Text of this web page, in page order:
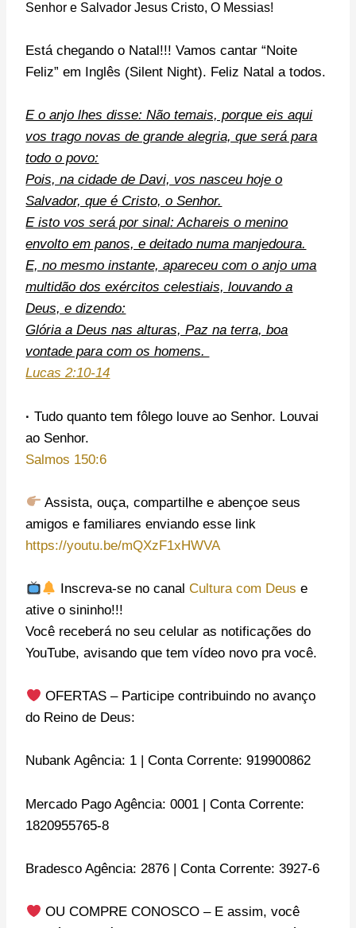
Senhor e Salvador Jesus Cristo, O Messias!
Está chegando o Natal!!! Vamos cantar “Noite
Feliz” em Inglês (Silent Night). Feliz Natal a todos.
E o anjo lhes disse: Não temais, porque eis aqui
vos trago novas de grande alegria, que será para
todo o povo:
Pois, na cidade de Davi, vos nasceu hoje o
Salvador, que é Cristo, o Senhor.
E isto vos será por sinal: Achareis o menino
envolto em panos, e deitado numa manjedoura.
E, no mesmo instante, apareceu com o anjo uma
multidão dos exércitos celestiais, louvando a
Deus, e dizendo:
Glória a Deus nas alturas, Paz na terra, boa
vontade para com os homens.
Lucas 2:10-14
· Tudo quanto tem fôlego louve ao Senhor. Louvai
ao Senhor.
Salmos 150:6
Assista, ouça, compartilhe e abençoe seus
amigos e familiares enviando esse link
https://youtu.be/mQXzF1xHWVA
Inscreva-se no canalCultura com Deus e
ative o sininho!!!
Você receberá no seu celular as notificações do
YouTube, avisando que tem vídeo novo pra você.
OFERTAS – Participe contribuindo no avanço
do Reino de Deus:
Nubank Agência: 1 | Conta Corrente: 919900862
Mercado Pago Agência: 0001 | Conta Corrente:
1820955765-8
Bradesco Agência: 2876 | Conta Corrente: 3927-6
OU COMPRE CONOSCO – E assim, você